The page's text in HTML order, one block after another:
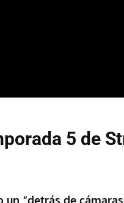
5 de
“detrás de